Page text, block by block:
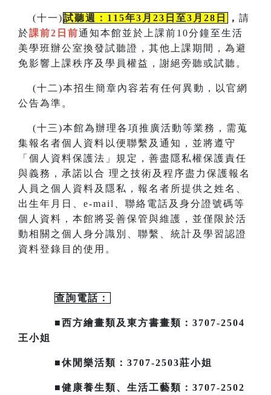
(十一)試聽週：115年3月23日至3月28日 ， 請
於課前2日前通知本館並於上課前10分鐘至生活
美學班辦公室換發試聽證， 其他上課期間，為避
免影響上課秩序及學員權益，謝絕旁聽或試聽。
(十二)本招生簡章內容若有任何異動 ，
以官網
公告為準。
(十三)本館為辦理各項推廣活動等業務，需蒐
集報名者個人資料以便聯繫及通知，並將遵守
「個人資料保護法」規定，善盡隱私權保護責任
與義務，承諾以合 理之技術及程序盡力保護報名
人員之個人資料及隱私，報名者所提供之姓名、
出生年月日、 e-mail
、聯絡電話及身分證號碼等
個人資料，本館將妥善保管與維護，並僅限於活
動相關之個人身分識別、聯繫、統計及 學習認證
資料登錄目的使用。
查詢電話：
■西方繪畫類及東方書畫類：3707-2504
王小姐
■休閒樂活類：3707-2503莊小姐
■健康養生類、生活工藝類：3707-2502